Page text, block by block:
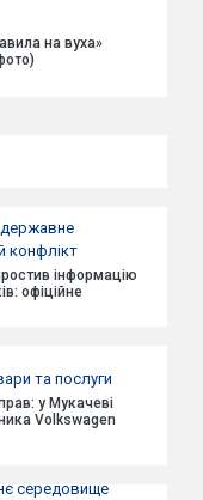
на вуха»
державне
конфлікт
інформацію
офіційне
та послуги
у Мукачеві
Volkswagen
середовище